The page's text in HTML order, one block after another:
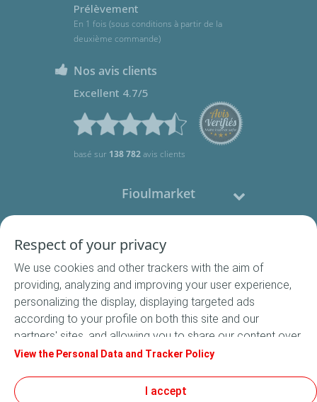
Prélèvement
En 1 fois (sous conditions à partir de la
deuxième commande)
Nos avis clients
Excellent 4.7/5
basé sur 138 782avis clients
Fioulmarket
Nous contacter
Suivez-nous
Respect of your privacy
We use cookies and other trackers with the aim of
providing, analyzing and improving your user experience,
personalizing the display, displaying targeted ads
according to your profile on both this site and our
partners' sites, and allowing you to share our content over
social media. In accordance with French legislation,
default. You can change your cookie settings at any time
View the Personal Data and Tracker Policy
I accept